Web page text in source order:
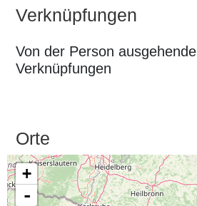
Verknüpfungen
Von der Person ausgehende
Verknüpfungen
Orte
+
-